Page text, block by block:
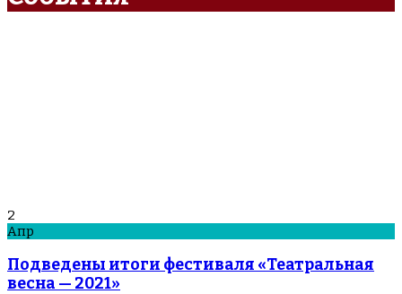
2
Апр
Подведены итоги фестиваля «Театральная
весна — 2021»